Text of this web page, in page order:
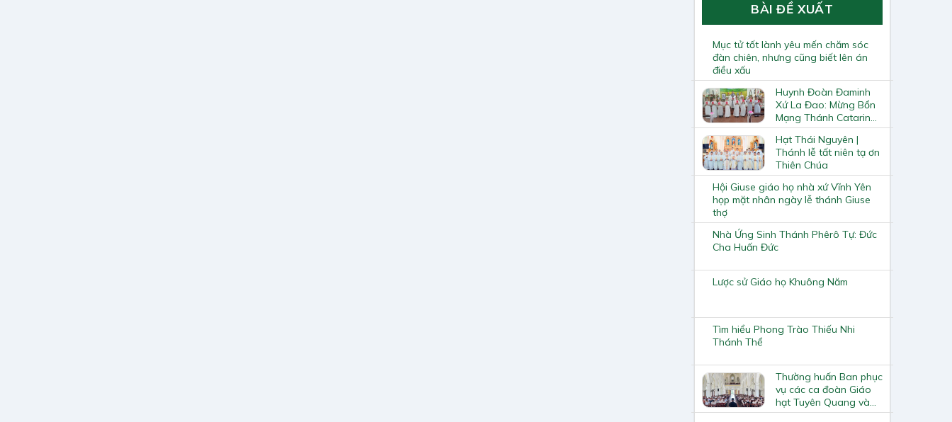
BÀI ĐỀ XUẤT
Mục tử tốt lành yêu mến chăm sóc
đàn chiên, nhưng cũng biết lên án
điều xấu
Huynh Đoàn Đaminh
Xứ La Đao: Mừng Bổn
Mạng Thánh Catarina
Xiêna
Hạt Thái Nguyên |
Thánh lễ tất niên tạ ơn
Thiên Chúa
Hội Giuse giáo họ nhà xứ Vĩnh Yên
họp mặt nhân ngày lễ thánh Giuse
thợ
Nhà Ứng Sinh Thánh Phêrô Tự: Đức
Cha Huấn Đức
Lược sử Giáo họ Khuông Năm
Tìm hiểu Phong Trào Thiếu Nhi
Thánh Thể
Thường huấn Ban phục
vụ các ca đoàn Giáo
hạt Tuyên Quang và
Thái Nguyên